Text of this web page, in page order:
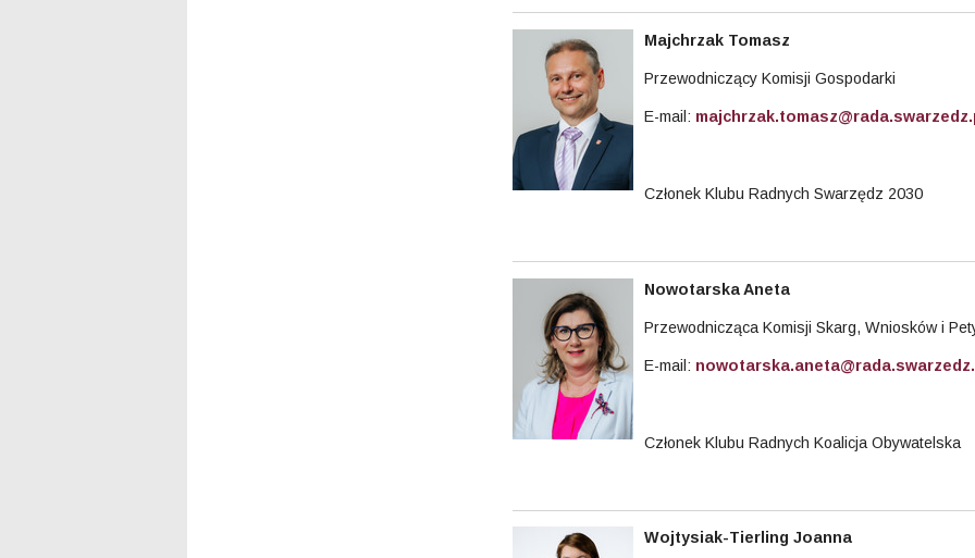
Majchrzak Tomasz
Przewodniczący Komisji Gospodarki
E-mail:
Członek Klubu Radnych Swarzędz 2030
Nowotarska Aneta
Przewodnicząca Komisji Skarg, Wniosków i
E-mail:
Członek Klubu Radnych Koalicja Obywatelska
Wojtysiak-Tierling Joanna